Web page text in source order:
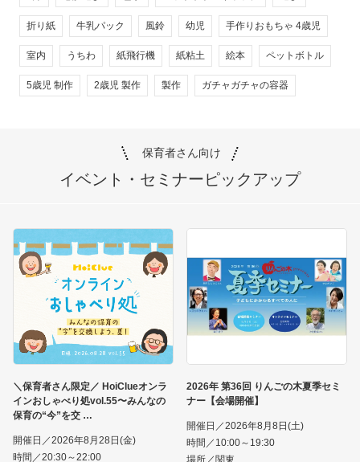
折り紙 牛乳パック 風鈴 幼児 手作りおもちゃ 4歳児
室内 うちわ 紙飛行機 紙粘土 絵本 ペットボトル
5歳児 制作 2歳児 製作 製作 ガチャガチャの容器
保育者さん向け
イベント・セミナーピックアップ
＼保育者さん限定／ HoiClueオンラ
インおしゃべり処vol.55〜みんなの
保育の“今”を交
開催日／2026年8月28日(金)
時間／20:30～22:00
2026年 第36回 りんごの木夏季セミ
ナー【会場開催】
開催日／2026年8月8日(土)
時間／10:00～19:30
場所／関東